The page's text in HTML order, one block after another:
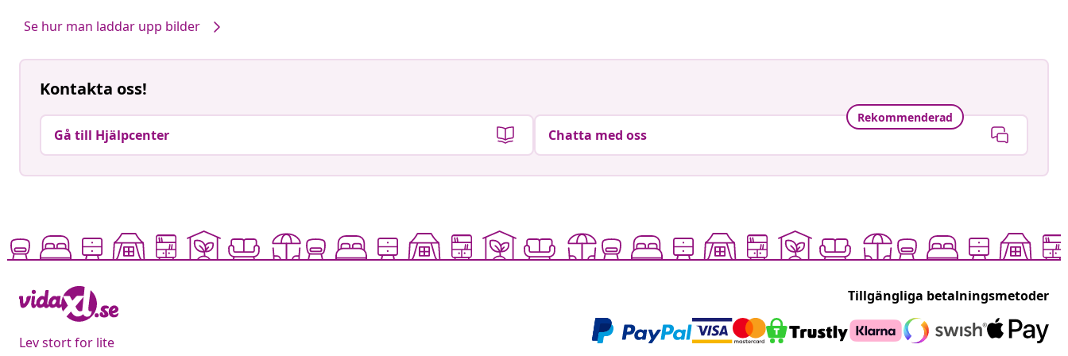
Se hur man laddar upp bilder
Kontakta oss!
Gå till Hjälpcenter
Rekommenderad
Chatta med oss
Lev stort for lite
Tillgängliga betalningsmetoder